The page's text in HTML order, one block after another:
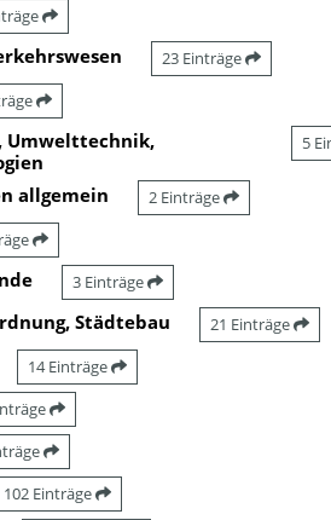
23 Einträge
Umwelttechnik,
5
allgemein 2 Einträge
3 Einträge
Städtebau 21 Einträge
14 Einträge
102 Einträge